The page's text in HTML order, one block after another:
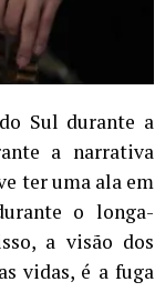
Sul durante a
a narrativa
ter uma ala em
o longa-
a visão dos
vidas, é a fuga